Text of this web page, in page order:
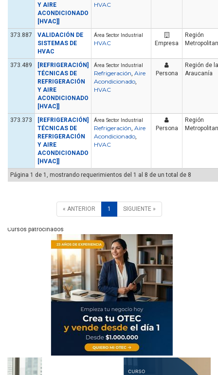
Y AIRE
ACONDICIONADO
[HVAC]]
HVAC
373.887
VALIDACIÓN DE
SISTEMAS DE
HVAC
Área Sector Industrial
HVAC Empresa
Región
373.489
[REFRIGERACIÓN]
TÉCNICAS DE
REFRIGERACIÓN
Y AIRE
ACONDICIONADO
[HVAC]]
Área Sector Industrial
Refrigeración, Aire
Acondicionado,
HVAC
Persona
Región de la
Araucanía
373.373
[REFRIGERACIÓN]
TÉCNICAS DE
REFRIGERACIÓN
Y AIRE
ACONDICIONADO
[HVAC]]
Área Sector Industrial
Refrigeración, Aire
Acondicionado,
HVAC
Persona
Región
Página 1 de 1, mostrando requerimientos del 1 al 8 de un total de 8
« ANTERIOR 1 SIGUIENTE »
Cursos patrocinados